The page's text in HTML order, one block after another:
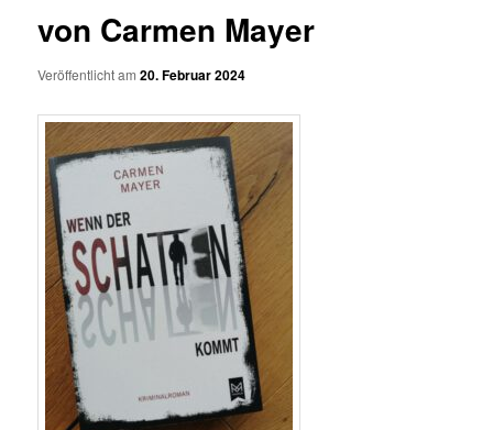
von Carmen Mayer
Veröffentlicht am20. Februar 2024